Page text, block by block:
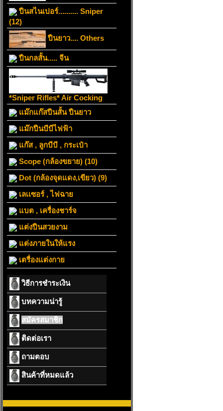
ปืนสไนเปอร์.......... Sniper
(12)
ปืนยาว.... Others
ปืนกลสั้น..... จีน
*Sniper Rifles* Air Cocking
แม๊กแก๊สปืนสั้น ปืนยาว
แม๊กปืนบีบีไฟฟ้า
แก๊ส , ลูกบีบี , กระเป๋า
Scope (กล้องขยาย) (10)
Dot (กล้องจุดแดง,เขียว) (9)
เลเเซอร์ , ไฟฉาย
แบต , เครื่องชาร์จ
แต่งปืนสวยงาม
แต่งภายในให้แรง
เตรื่องแต่งกาย
วิธีการชำระเงิน
บทความน่ารู้
สมัครสมาชิก
ติดต่อเรา
ถามตอบ
สินค้าที่หมดแล้ว